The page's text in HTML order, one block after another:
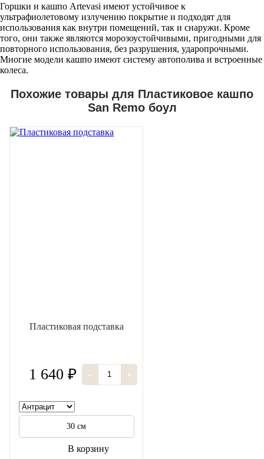
Горшки и кашпо Artevasi имеют устойчивое к
ультрафиолетовому излучению покрытие и подходят для
использования как внутри помещений, так и снаружи. Кроме
того, они также являются морозоустойчивыми, пригодными для
повторного использования, без разрушения, ударопрочными.
Многие модели кашпо имеют систему автополива и встроенные
колеса.
Похожие товары для Пластиковое кашпо
San Remo боул
Пластиковая подставка
1 640 ₽ - +
30 см
В корзину